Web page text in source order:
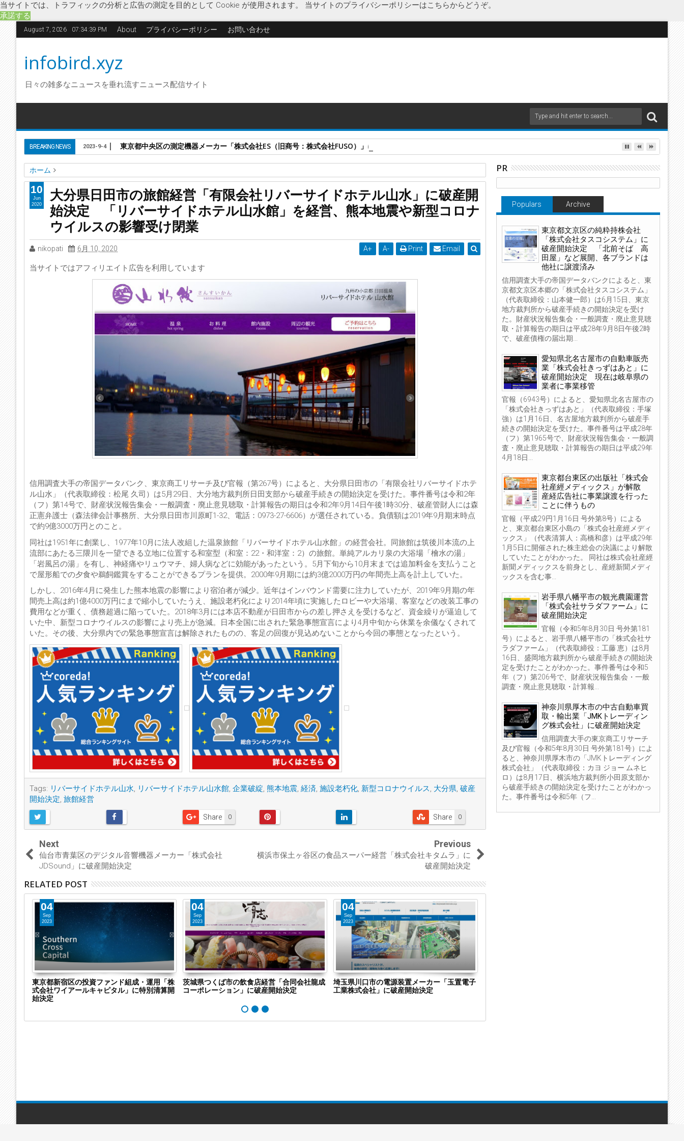
当サイトでは、トラフィックの分析と広告の測定を目的として Cookie が使用されます。 当サイトのプライバシーポリシーはこちらからどうぞ。
承諾する
August 7, 2026 07:34:39 PM About プライバシーポリシー お問い合わせ
infobird.xyz
日々の雑多なニュースを垂れ流すニュース配信サイト
BREAKING NEWS 東京都中央区の測定機器メーカー「株式会社ES（旧商号：株式会社FUSO）」に特別清算開始決定 事業はA-Gas Japanが承継
2023-9-4
ホーム
リバーサイドホテル山水
リバーサイドホテル山水館 企業破綻 熊本地震 経済 施設老朽化 新型コロナウイルス
大分県
破産開始決定
旅館経営
大分県日田市の旅館経営「有限会社リバーサイドホテル山水」に破産開始決定 「リバーサイドホテル山水館」を経営、熊本地震や新型コロ
ナウイルスの影響受け閉業
大分県日田市の旅館経営「有限会社リバーサイドホテル山水」に破産開
始決定 「リバーサイドホテル山水館」を経営、熊本地震や新型コロナ
ウイルスの影響受け閉業
nikopati 6月 10, 2020 A+ A- Print Email
当サイトではアフィリエイト広告を利用しています
信用調査大手の帝国データバンク、東京商工リサーチ及び官報（第267号）によると、大分県日田市の「有限会社リバーサイドホテ
ル山水」（代表取締役：松尾 久司）は5月29日、大分地方裁判所日田支部から破産手続きの開始決定を受けた。事件番号は令和2年
（フ）第14号で、財産状況報告集会・一般調査・廃止意見聴取・計算報告の期日は令和2年9月14日午後1時30分、破産管財人には森
正憲弁護士（森法律会計事務所、大分県日田市川原町1-32、電話：0973-27-6606）が選任されている。負債額は2019年9月期末時点
で約9億3000万円とのこと。
同社は1951年に創業し、1977年10月に法人改組した温泉旅館「リバーサイドホテル山水館」の経営会社。同旅館は筑後川本流の上
流部にあたる三隈川を一望できる立地に位置する和室型（和室：22・和洋室：2）の旅館。単純アルカリ泉の大浴場「檜水の湯」
「岩風呂の湯」を有し、神経痛やリュウマチ、婦人病などに効能があったという。5月下旬から10月末までは追加料金を支払うこと
で屋形船での夕食や鵜飼鑑賞をすることができるプランを提供。2000年9月期には約3億2000万円の年間売上高を計上していた。
しかし、2016年4月に発生した熊本地震の影響により宿泊者が減少。近年はインバウンド需要に注力していたが、2019年9月期の年
間売上高は約1億4000万円にまで縮小していたうえ、施設老朽化により2014年頃に実施したロビーや大浴場、客室などの改装工事の
費用などが重く、債務超過に陥っていた。2018年3月には本店不動産が日田市からの差し押さえを受けるなど、資金繰りが逼迫して
いた中、新型コロナウイルスの影響により売上が急減。日本全国に出された緊急事態宣言により4月中旬から休業を余儀なくされて
いた。その後、大分県内での緊急事態宣言は解除されたものの、客足の回復が見込めないことから今回の事態となったという。
Tags: リバーサイドホテル山水 リバーサイドホテル山水館 企業破綻 熊本地震 経済 施設老朽化 新型コロナウイルス 大分県 破産
開始決定 旅館経営
0
Share 0
Share
10
Jun
2020
Next
仙台市青葉区のデジタル音響機器メーカー「株式会社
JDSound」に破産開始決定
Previous
横浜市保土ヶ谷区の食品スーパー経営「株式会社キタムラ」に
破産開始決定
RELATED POST
04
Sep
2023
東京都新宿区の投資ファンド組成・運用「株
式会社ワイアールキャピタル」に特別清算開
始決定
04
Sep
2023
茨城県つくば市の飲食店経営「合同会社龍成
コーポレーション」に破産開始決定
04
Sep
2023
埼玉県川口市の電源装置メーカー「玉置電子
工業株式会社」に破産開始決定
PR
Populars Archive
東京都文京区の純粋持株会社
「株式会社タスコシステム」に
破産開始決定 「北前そば 高
田屋」など展開、各ブランドは
他社に譲渡済み
信用調査大手の帝国データバンクによると、東
京都文京区本郷の「株式会社タスコシステム」
（代表取締役：山本健一郎）は6月15日、東京
地方裁判所から破産手続きの開始決定を受け
た。財産状況報告集会・一般調査・廃止意見聴
取・計算報告の期日は平成28年9月8日午後2時
で、破産債権の届出期...
愛知県北名古屋市の自動車販売
業「株式会社きっずはあと」に
破産開始決定 現在は岐阜県の
業者に事業移管
官報（6943号）によると、愛知県北名古屋市の
「株式会社きっずはあと」（代表取締役：手塚
強）は1月16日、名古屋地方裁判所から破産手
続きの開始決定を受けた。事件番号は平成28年
（フ）第1965号で、財産状況報告集会・一般調
査・廃止意見聴取・計算報告の期日は平成29年
4月18日...
東京都台東区の出版社「株式会
社産經メディックス」が解散
産経広告社に事業譲渡を行った
ことに伴うもの
官報（平成29円1月16日 号外第8号）による
と、東京都台東区小島の「株式会社産經メディ
ックス」（代表清算人：高橋和彦）は平成29年
1月5日に開催された株主総会の決議により解散
していたことがわかった。 同社は株式会社産經
新聞メディックスを前身とし、産經新聞メディ
ックスを含む事...
岩手県八幡平市の観光農園運営
「株式会社サラダファーム」に
破産開始決定
官報（令和5年8月30日 号外第181
号）によると、岩手県八幡平市の「株式会社サ
ラダファーム」（代表取締役：工藤 恵）は8月
16日、盛岡地方裁判所から破産手続きの開始決
定を受けたことがわかった。事件番号は令和5
年（フ）第206号で、財産状況報告集会・一般
調査・廃止意見聴取・計算報...
神奈川県厚木市の中古自動車買
取・輸出業「JMKトレーディン
グ株式会社」に破産開始決定
信用調査大手の東京商工リサーチ
及び官報（令和5年8月30日 号外第181号）によ
ると、神奈川県厚木市の「JMKトレーディング
株式会社」（代表取締役：カヨ ジョー ムネヒ
ロ）は8月17日、横浜地方裁判所小田原支部か
ら破産手続きの開始決定を受けたことがわかっ
た。事件番号は令和5年（フ...